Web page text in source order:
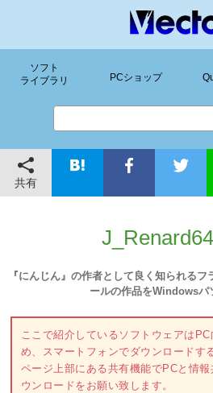
ソフト
ライブラリ
PCショップ
共有
『にんじん』の作者として良く知られる
ールの作品をWindowsパ
ここで紹介しているソフトウェアは
め、スマートフォンでダウンロードす
ページ上部にある共有機能でPCと情
ウンロードをお願い致します。